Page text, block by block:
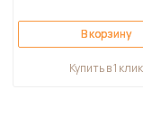
В корзину
Купить в 1 клик